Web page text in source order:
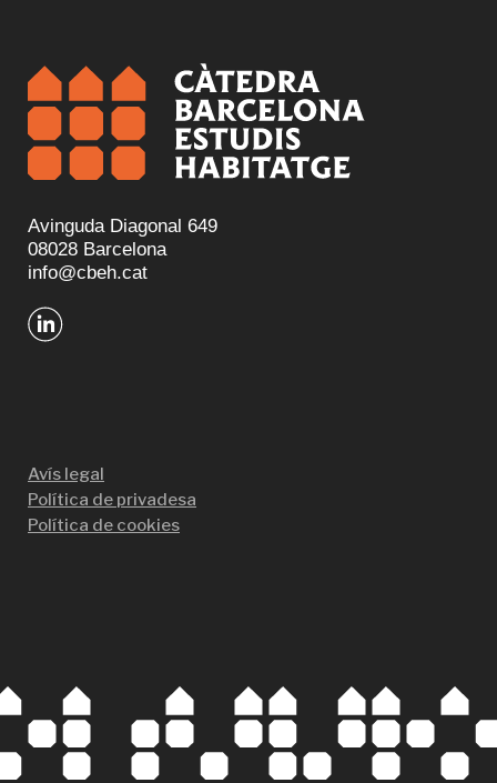
Avinguda Diagonal 649
08028 Barcelona
info@cbeh.cat
Avís legal
Política de privadesa
Política de cookies